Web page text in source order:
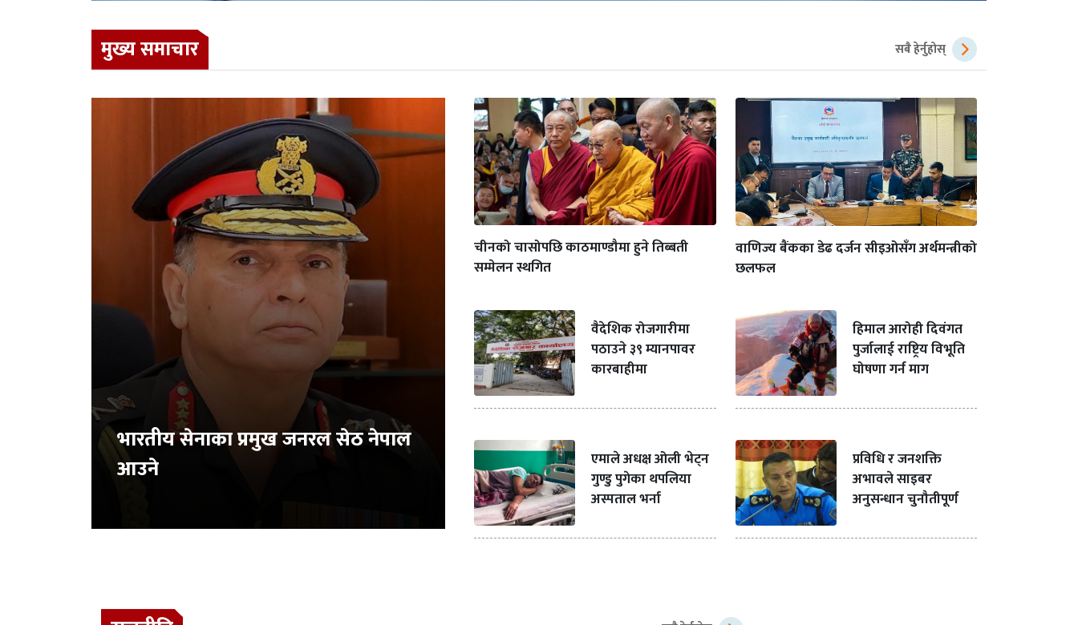
मुख्य समाचार सबै हेर्नुहोस्
भारतीय सेनाका प्रमुख जनरल सेठ नेपाल
आउने
चीनको चासोपछि काठमाण्डौमा हुने तिब्बती
सम्मेलन स्थगित
वाणिज्य बैंकका डेढ दर्जन सीइओसँग अर्थमन्त्रीको
छलफल
वैदेशिक रोजगारीमा
पठाउने ३९ म्यानपावर
कारबाहीमा
हिमाल आरोही दिवंगत
पुर्जालाई राष्ट्रिय विभूति
घोषणा गर्न माग
एमाले अधक्ष ओली भेट्न
गुण्डु पुगेका थपलिया
अस्पताल भर्ना
प्रविधि र जनशक्ति
अभावले साइबर
अनुसन्धान चुनौतीपूर्ण